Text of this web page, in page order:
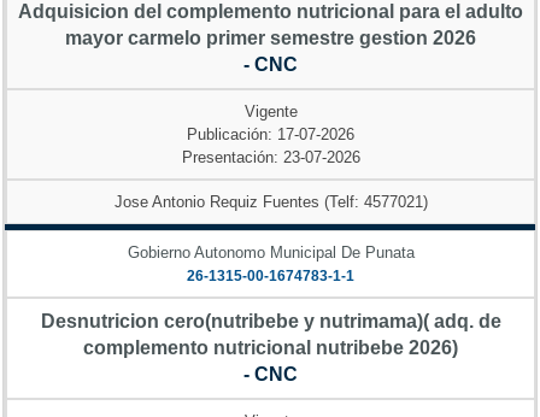
Adquisicion del complemento nutricional para el adulto
mayor carmelo primer semestre gestion 2026
- CNC
Vigente
Publicación: 17-07-2026
Presentación: 23-07-2026
Jose Antonio Requiz Fuentes (Telf: 4577021)
Gobierno Autonomo Municipal De Punata
26-1315-00-1674783-1-1
Desnutricion cero(nutribebe y nutrimama)( adq. de
complemento nutricional nutribebe 2026)
- CNC